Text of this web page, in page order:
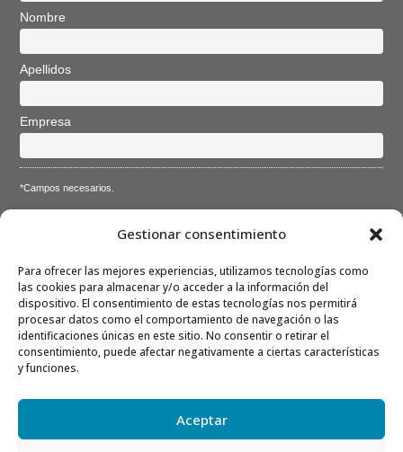
Gestionar consentimiento
Para ofrecer las mejores experiencias, utilizamos tecnologías como
las cookies para almacenar y/o acceder a la información del
dispositivo. El consentimiento de estas tecnologías nos permitirá
procesar datos como el comportamiento de navegación o las
identificaciones únicas en este sitio. No consentir o retirar el
consentimiento, puede afectar negativamente a ciertas características
y funciones.
Aceptar
Nombre
Apellidos
Empresa
*Campos necesarios.
Directiva de privacidadyCondiciones de
Nota: Es nuestra responsabilidad proteger su privacidad y le
garantizamos que sus datos serán completamente confidenciales.